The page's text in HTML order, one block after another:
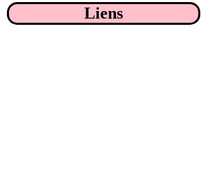
Liens